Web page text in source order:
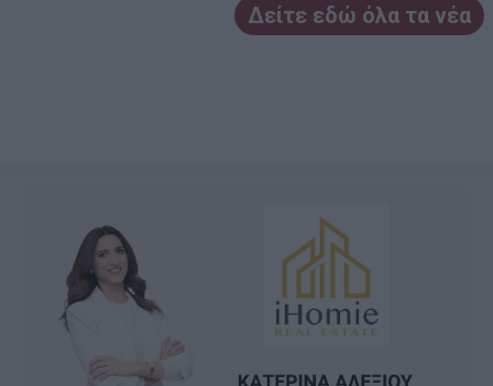
Δείτε εδώ όλα τα νέα